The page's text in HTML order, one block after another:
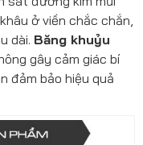
ở viền chắc chắn,
dài. Băng khuỷu
gây cảm giác bí
đảm bảo hiệu quả